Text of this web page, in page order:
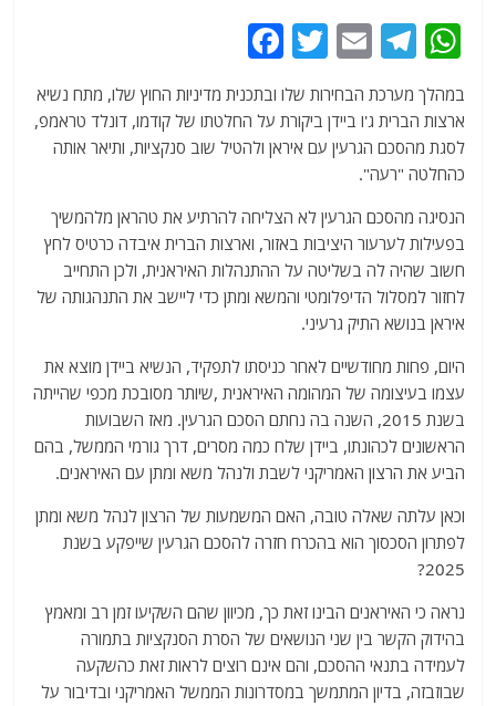
W
at
s
A
p
p
T
e
g
ra
m
E
ai
l
T
w
itt
er
c
e
o
o
k
במהלך מערכת הבחירות שלו ובתכנית מדיניות החוץ שלו, מתח נשיא
ארצות הברית ג'ו ביידן ביקורת על החלטתו של קודמו, דונלד טראמפ,
לסגת מהסכם הגרעין עם איראן ולהטיל שוב סנקציות, ותיאר אותה
כהחלטה "רעה".
הנסיגה מהסכם הגרעין לא הצליחה להרתיע את טהראן מלהמשיך
בפעילות לערעור היציבות באזור, וארצות הברית איבדה כרטיס לחץ
חשוב שהיה לה בשליטה על ההתנהלות האיראנית, ולכן התחייב
לחזור למסלול הדיפלומטי והמשא ומתן כדי ליישב את התנהגותה של
איראן בנושא התיק גרעיני.
היום, פחות מחודשיים לאחר כניסתו לתפקיד, הנשיא ביידן מוצא את
עצמו בעיצומה של המהומה האיראנית ,שיותר מסובכת מכפי שהייתה
בשנת 2015, השנה בה נחתם הסכם הגרעין. מאז השבועות
הראשונים לכהונתו, ביידן שלח כמה מסרים, דרך גורמי הממשל, בהם
הביע את הרצון האמריקני לשבת ולנהל משא ומתן עם האיראנים.
וכאן עלתה שאלה טובה, האם המשמעות של הרצון לנהל משא ומתן
לפתרון הסכסוך הוא בהכרח חזרה להסכם הגרעין שייפקע בשנת
2025?
נראה כי האיראנים הבינו זאת כך, מכיוון שהם השקיעו זמן רב ומאמץ
בהידוק הקשר בין שני הנושאים של הסרת הסנקציות בתמורה
לעמידה בתנאי ההסכם, והם אינם רוצים לראות זאת כהשקעה
שבוזבזה, בדיון המתמשך במסדרונות הממשל האמריקני ובדיבור על